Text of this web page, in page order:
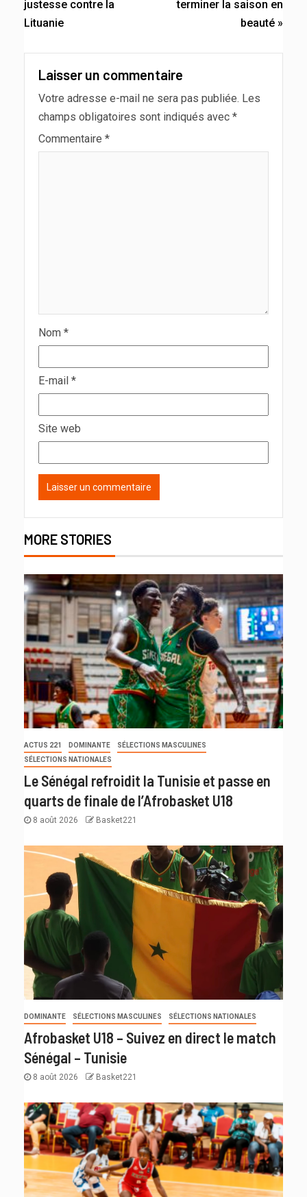
justesse contre la
Lituanie
terminer la saison en
beauté »
Laisser un commentaire
Votre adresse e-mail ne sera pas publiée. Les
champs obligatoires sont indiqués avec *
Commentaire *
Nom *
E-mail *
Site web
MORE STORIES
ACTUS 221 DOMINANTE
SÉLECTIONS MASCULINES
SÉLECTIONS NATIONALES
Le Sénégal refroidit la Tunisie et passe en
quarts de finale de l’Afrobasket U18
8 août 2026 Basket221
DOMINANTE SÉLECTIONS MASCULINES SÉLECTIONS NATIONALES
Afrobasket U18 – Suivez en direct le match
Sénégal – Tunisie
8 août 2026 Basket221